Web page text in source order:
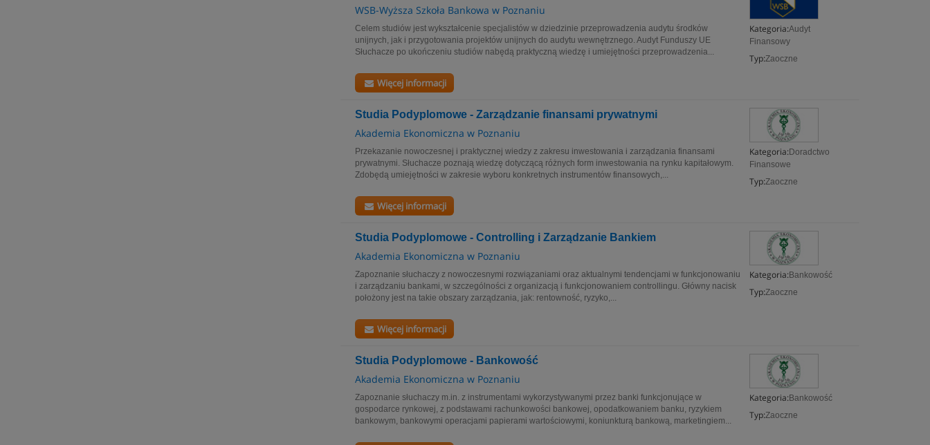
WSB-Wyższa Szkoła Bankowa w Poznaniu
Kategoria:Audyt
Finansowy
Typ:Zaoczne
Celem studiów jest wykształcenie specjalistów w dziedzinie przeprowadzenia audytu środków
unijnych, jak i przygotowania projektów unijnych do audytu wewnętrznego. Audyt Funduszy UE
Słuchacze po ukończeniu studiów nabędą praktyczną wiedzę i umiejętności przeprowadzenia...
Więcej informacji
Studia Podyplomowe - Zarządzanie finansami prywatnymi
Akademia Ekonomiczna w Poznaniu
Kategoria: Doradctwo
Finansowe
Typ:Zaoczne
Przekazanie nowoczesnej i praktycznej wiedzy z zakresu inwestowania i zarządzania finansami
prywatnymi. Słuchacze poznają wiedzę dotyczącą różnych form inwestowania na rynku kapitałowym.
Zdobędą umiejętności w zakresie wyboru konkretnych instrumentów finansowych,...
Więcej informacji
Studia Podyplomowe - Controlling i Zarządzanie Bankiem
Akademia Ekonomiczna w Poznaniu
Kategoria: Bankowość
Typ:Zaoczne
Zapoznanie słuchaczy z nowoczesnymi rozwiązaniami oraz aktualnymi tendencjami w funkcjonowaniu
i zarządzaniu bankami, w szczególności z organizacją i funkcjonowaniem controllingu. Główny nacisk
położony jest na takie obszary zarządzania, jak: rentowność, ryzyko,...
Więcej informacji
Studia Podyplomowe - Bankowość
Akademia Ekonomiczna w Poznaniu
Kategoria: Bankowość
Typ:Zaoczne
Zapoznanie słuchaczy m.in. z instrumentami wykorzystywanymi przez banki funkcjonujące w
gospodarce rynkowej, z podstawami rachunkowości bankowej, opodatkowaniem banku, ryzykiem
bankowym, bankowymi operacjami papierami wartościowymi, koniunkturą bankową, marketingiem...